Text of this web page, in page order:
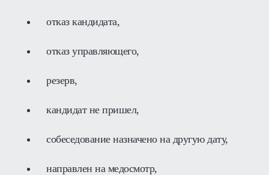
отказ кандидата,
отказ управляющего,
резерв,
кандидат не пришел,
собеседование назначено на другую дату,
направлен на медосмотр,